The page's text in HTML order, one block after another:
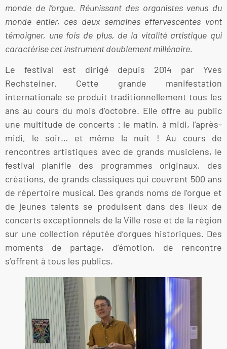
monde de l’orgue. Réunissant des organistes venus du
monde entier, ces deux semaines effervescentes vont
témoigner, une fois de plus, de la vitalité artistique qui
caractérise cet instrument doublement millénaire.
Le festival est dirigé depuis 2014 par Yves
Rechsteiner. Cette grande manifestation
internationale se produit traditionnellement tous les
ans au cours du mois d’octobre. Elle offre au public
une multitude de concerts : le matin, à midi, l’après-
midi, le soir… et même la nuit ! Au cours de
rencontres artistiques avec de grands musiciens, le
festival planifie des programmes originaux, des
créations, de grands classiques qui couvrent 500 ans
de répertoire musical. Des grands noms de l’orgue et
de jeunes talents se produisent dans des lieux de
concerts exceptionnels de la Ville rose et de la région
sur une collection réputée d’orgues historiques. Des
moments de partage, d’émotion, de rencontre
s’offrent à tous les publics.